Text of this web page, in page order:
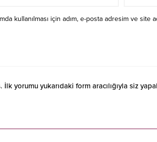
kullanılması için adım, e-posta adresim ve site
İlk yorumu yukarıdaki form aracılığıyla siz